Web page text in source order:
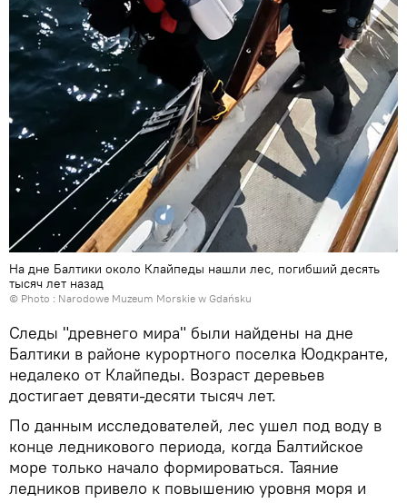
На дне Балтики около Клайпеды нашли лес, погибший десять
тысяч лет назад
© Photo : Narodowe Muzeum Morskie w Gdańsku
Следы "древнего мира" были найдены на дне
Балтики в районе курортного поселка Юодкранте,
недалеко от Клайпеды. Возраст деревьев
достигает девяти-десяти тысяч лет.
По данным исследователей, лес ушел под воду в
конце ледникового периода, когда Балтийское
море только начало формироваться. Таяние
ледников привело к повышению уровня моря и